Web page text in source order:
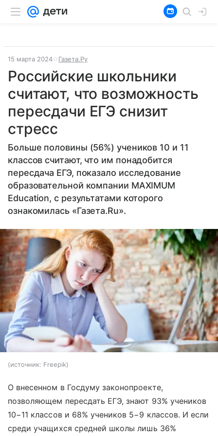
15 марта 2024 Газета.Ру
Российские школьники
считают, что возможность
пересдачи ЕГЭ снизит
стресс
Больше половины (56%) учеников 10 и 11
классов считают, что им понадобится
пересдача ЕГЭ, показало исследование
образовательной компании MAXIMUM
Education, с результатами которого
ознакомилась «Газета.Ru».
источник: Freepik
О внесенном в Госдуму законопроекте,
позволяющем пересдать ЕГЭ, знают 93% учеников
10−11 классов и 68% учеников 5−9 классов. И если
среди учащихся средней школы лишь 36%